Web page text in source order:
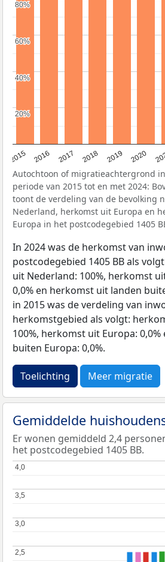
2015 2016 2017 2018 2019 2020
20%
20%
40%
40%
60%
60%
80%
80%
Autochtoon of migratieachtergrond
periode van 2015 tot en met 2024:
toont de verdeling van de bevolking
Nederland, herkomst uit Europa en
Europa in het postcodegebied 1405
In 2024 was de herkomst van
postcodegebied 1405 BB als
uit Nederland: 100%, herkomst
0,0% en herkomst uit landen
in 2015 was de verdeling van
herkomstgebied als volgt:
100%, herkomst uit Europa:
buiten Europa: 0,0%.
Toelichting Meer migratie
Gemiddelde
Er wonen gemiddeld 2,4
het postcodegebied 1405 BB.
2,5
2,5
3,0
3,0
3,5
3,5
4,0
4,0